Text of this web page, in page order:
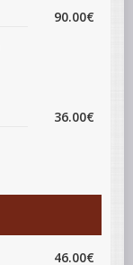
90.00€
36.00€
46.00€